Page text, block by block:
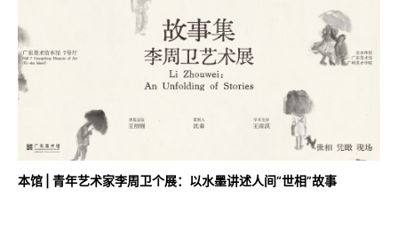
本馆 | 青年艺术家李周卫个展：以水墨讲述人间“世相”故事